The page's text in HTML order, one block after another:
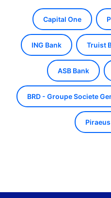
Capital One
ING Bank Truist
ASB Bank
BRD - Groupe Societe